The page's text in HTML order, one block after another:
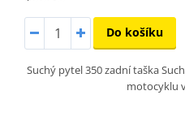
Do košíku
Suchý pytel 350 zadní taška
motocyklu